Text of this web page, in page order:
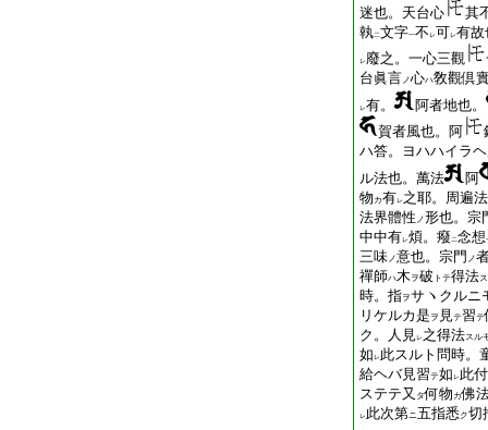
迷也。天台心
其
執二文字一不 レ可レ有故
レ廢之。一心三觀
台眞言ノ心ハ敎觀倶
レ有。
阿者地也。
賀者風也。阿
ハ答。ヨハハイラ
ル法也。萬法
阿
物 カ有レ之耶。周遍
法界體性 ノ形也。宗
中中有レ煩。癈二念想
三味ノ意也。宗門 ノ
禪師ハ木 ヲ破 トテ得法
時。指ヲサヽクルニ
リケルカ是 ヲ 見テ習テ
ク。人見レ之得法スル
如 レ此スルト問時。
給ヘバ見習テ如 レ此付
ステテ又 タ何物 カ佛
レ此次第ニ五指悉ク切